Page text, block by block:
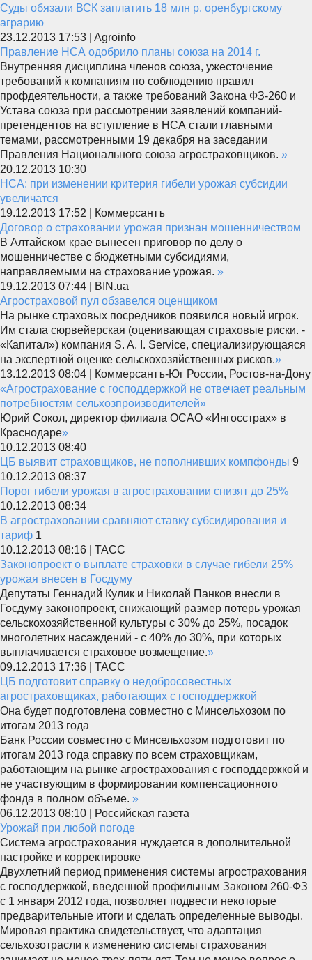
Суды обязали ВСК заплатить 18 млн р. оренбургскому
аграрию
23.12.2013 17:53 | Agroinfo
Правление НСА одобрило планы союза на 2014 г.
Внутренняя дисциплина членов союза, ужесточение
требований к компаниям по соблюдению правил
профдеятельности, а также требований Закона ФЗ-260 и
Устава союза при рассмотрении заявлений компаний-
претендентов на вступление в НСА стали главными
темами, рассмотренными 19 декабря на заседании
Правления Национального союза агростраховщиков. »
20.12.2013 10:30
НСА: при изменении критерия гибели урожая субсидии
увеличатся
19.12.2013 17:52 | Коммерсантъ
Договор о страховании урожая признан мошенничеством
В Алтайском крае вынесен приговор по делу о
мошенничестве с бюджетными субсидиями,
направляемыми на страхование урожая. »
19.12.2013 07:44 | BIN.ua
Агростраховой пул обзавелся оценщиком
На рынке страховых посредников появился новый игрок.
Им стала сюрвейерская (оценивающая страховые риски. -
«Капитал») компания S. A. I. Service, специализирующаяся
на экспертной оценке сельскохозяйственных рисков.»
13.12.2013 08:04 | Коммерсантъ-Юг России, Ростов-на-Дону
«Агрострахование с господдержкой не отвечает реальным
потребностям сельхозпроизводителей»
Юрий Сокол, директор филиала ОСАО «Ингосстрах» в
Краснодаре»
10.12.2013 08:40
ЦБ выявит страховщиков, не пополнивших компфонды 9
10.12.2013 08:37
Порог гибели урожая в агростраховании снизят до 25%
10.12.2013 08:34
В агростраховании сравняют ставку субсидирования и
тариф 1
10.12.2013 08:16 | ТАСС
Законопроект о выплате страховки в случае гибели 25%
урожая внесен в Госдуму
Депутаты Геннадий Кулик и Николай Панков внесли в
Госдуму законопроект, снижающий размер потерь урожая
сельскохозяйственной культуры с 30% до 25%, посадок
многолетних насаждений - с 40% до 30%, при которых
выплачивается страховое возмещение.»
09.12.2013 17:36 | ТАСС
ЦБ подготовит справку о недобросовестных
агростраховщиках, работающих с господдержкой
Она будет подготовлена совместно с Минсельхозом по
итогам 2013 года
Банк России совместно с Минсельхозом подготовит по
итогам 2013 года справку по всем страховщикам,
работающим на рынке агрострахования с господдержкой и
не участвующим в формировании компенсационного
фонда в полном объеме. »
06.12.2013 08:10 | Российская газета
Урожай при любой погоде
Система агрострахования нуждается в дополнительной
настройке и корректировке
Двухлетний период применения системы агрострахования
с господдержкой, введенной профильным Законом 260-ФЗ
с 1 января 2012 года, позволяет подвести некоторые
предварительные итоги и сделать определенные выводы.
Мировая практика свидетельствует, что адаптация
сельхозотрасли к изменению системы страхования